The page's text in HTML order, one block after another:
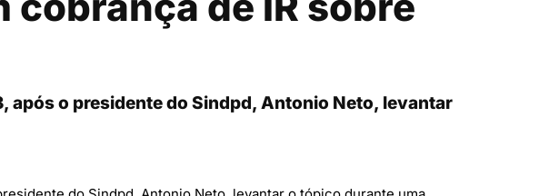
após o presidente do Sindpd, Antonio Neto, levantar